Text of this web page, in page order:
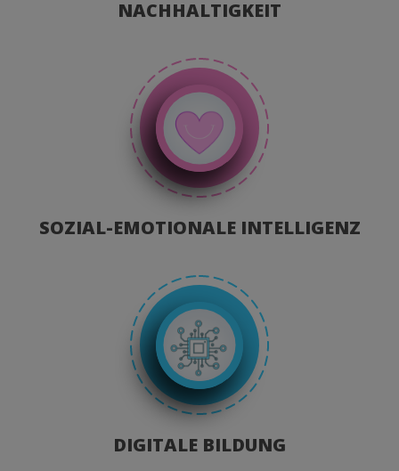
NACHHALTIGKEIT
SOZIAL-EMOTIONALE INTELLIGENZ
DIGITALE BILDUNG